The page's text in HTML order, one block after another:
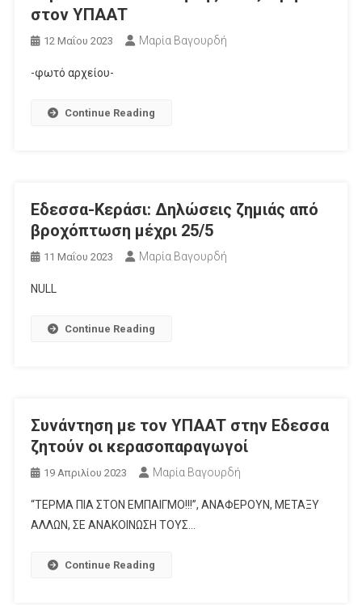
στον ΥΠΑΑΤ
12 Μαΐου 2023 Μαρία Βαγουρδή
-φωτό αρχείου-
Continue Reading
Εδεσσα-Κεράσι: Δηλώσεις ζημιάς από
βροχόπτωση μέχρι 25/5
11 Μαΐου 2023 Μαρία Βαγουρδή
NULL
Continue Reading
Συνάντηση με τον ΥΠΑΑΤ στην Εδεσσα
ζητούν οι κερασοπαραγωγοί
19 Απριλίου 2023 Μαρία Βαγουρδή
“ΤΕΡΜΑ ΠΙΑ ΣΤΟΝ ΕΜΠΑΙΓΜΟ!!!”, ΑΝΑΦΕΡΟΥΝ, ΜΕΤΑΞΥ
ΑΛΛΩΝ, ΣΕ ΑΝΑΚΟΙΝΩΣΗ ΤΟΥΣ…
Continue Reading